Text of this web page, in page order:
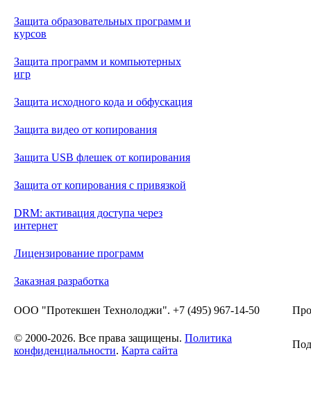
Защита образовательных программ и
курсов
Защита программ и компьютерных
игр
Защита исходного кода и обфускация
Защита видео от копирования
Защита USB флешек от копирования
Защита от копирования с привязкой
DRM: активация доступа через
интернет
Лицензирование программ
Заказная разработка
ООО "Протекшен Технолоджи". +7 (495) 967-14-50
© 2000-2026. Все права защищены. Политика
конфиденциальности. Карта сайта